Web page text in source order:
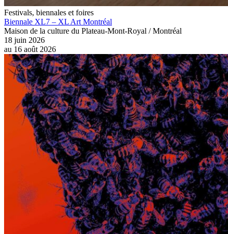
Festivals, biennales et foires
Biennale XL7 – XL Art Montréal
Maison de la culture du Plateau-Mont-Royal / Montréal
18 juin 2026
au 16 août 2026